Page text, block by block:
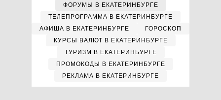
ФОРУМЫ В ЕКАТЕРИНБУРГЕ
ТЕЛЕПРОГРАММА В ЕКАТЕРИНБУРГЕ
АФИША В ЕКАТЕРИНБУРГЕ
ГОРОСКОП
КУРСЫ ВАЛЮТ В ЕКАТЕРИНБУРГЕ
ТУРИЗМ В ЕКАТЕРИНБУРГЕ
ПРОМОКОДЫ В ЕКАТЕРИНБУРГЕ
РЕКЛАМА В ЕКАТЕРИНБУРГЕ